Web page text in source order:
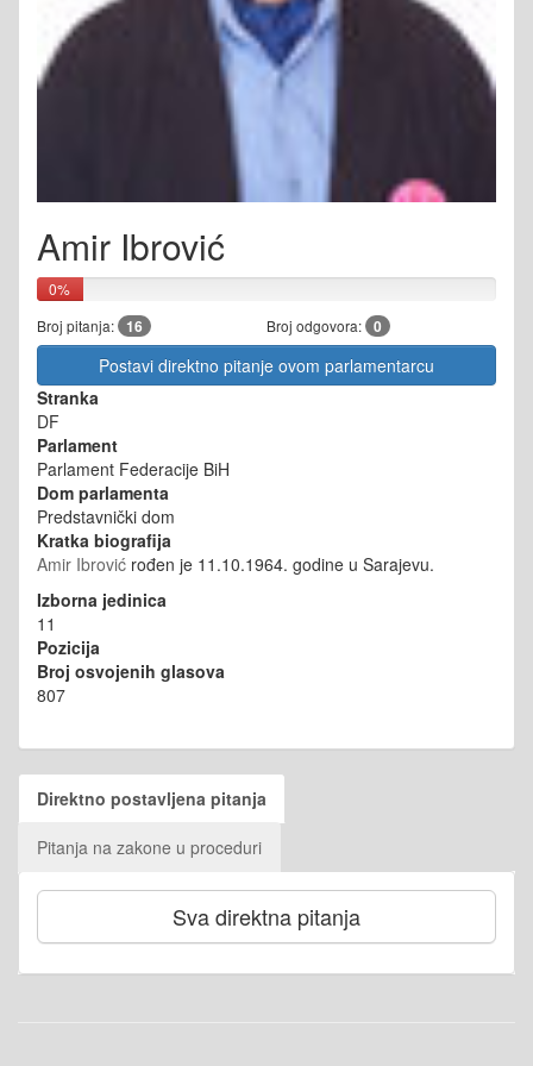
Amir Ibrović
0%
Broj pitanja: 16 Broj odgovora: 0
Postavi direktno pitanje ovom parlamentarcu
Stranka
DF
Parlament
Parlament Federacije BiH
Dom parlamenta
Predstavnički dom
Kratka biografija
Amir Ibrović rođen je 11.10.1964. godine u Sarajevu.
Izborna jedinica
11
Pozicija
Broj osvojenih glasova
807
Direktno postavljena pitanja
Pitanja na zakone u proceduri
Sva direktna pitanja